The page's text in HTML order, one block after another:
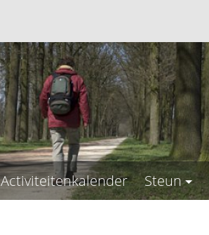
Activiteitenkalender Steun